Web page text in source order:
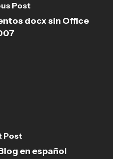
Post
docx sin Office
Post
en español